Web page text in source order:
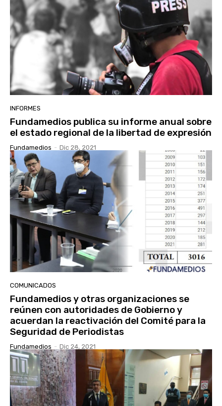
INFORMES
Fundamedios publica su informe anual sobre
el estado regional de la libertad de expresión
Fundamedios - Dic 28, 2021
COMUNICADOS
Fundamedios y otras organizaciones se
reúnen con autoridades de Gobierno y
acuerdan la reactivación del Comité para la
Seguridad de Periodistas
Fundamedios - Dic 24, 2021